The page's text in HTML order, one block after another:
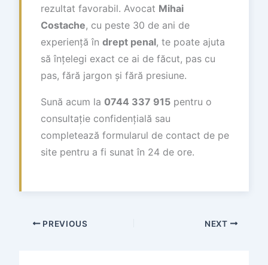
rezultat favorabil. Avocat Mihai
Costache, cu peste 30 de ani de
experiență în drept penal, te poate ajuta
să înțelegi exact ce ai de făcut, pas cu
pas, fără jargon și fără presiune.
Sună acum la 0744 337 915 pentru o
consultație confidențială sau
completează formularul de contact de pe
site pentru a fi sunat în 24 de ore.
PREVIOUS NEXT